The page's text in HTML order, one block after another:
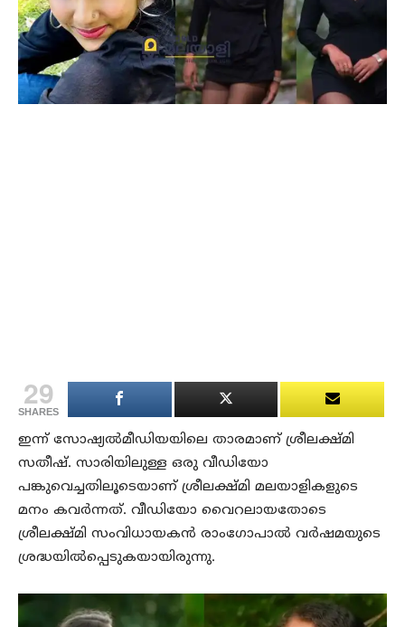
29
SHARES
ഇന്ന് സോഷ്യല്‍മീഡിയയിലെ താരമാണ് ശ്രീലക്ഷ്മി
സതീഷ്. സാരിയിലുള്ള ഒരു വീഡിയോ
പങ്കുവെച്ചതിലൂടെയാണ് ശ്രീലക്ഷ്മി മലയാളികളുടെ
മനം കവര്‍ന്നത്. വീഡിയോ വൈറലായതോടെ
ശ്രീലക്ഷ്മി സംവിധായകന്‍ രാംഗോപാല്‍ വര്‍ഷമയുടെ
ശ്രദ്ധയില്‍പ്പെടുകയായിരുന്നു.